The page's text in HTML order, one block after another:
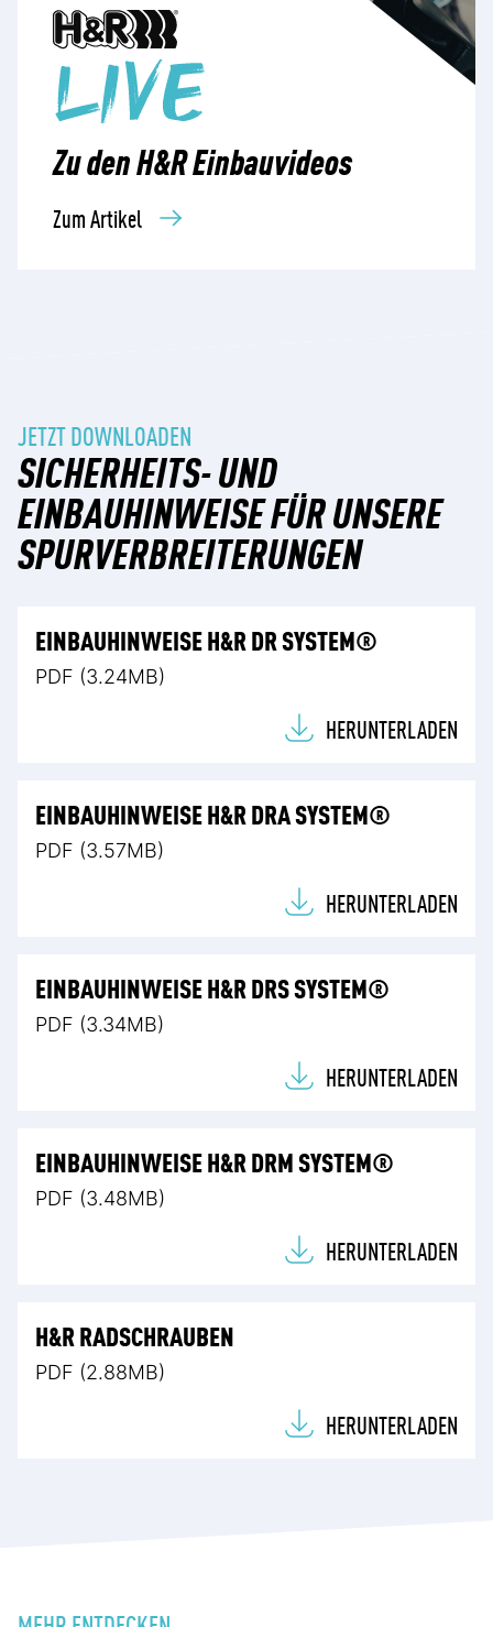
Zu den H&R Einbauvideos
Zum Artikel
Zu den H&R Einbauvideos
Zum Artikel
Zu den H&R Einbauvideos
Zum Artikel
JETZT DOWNLOADEN
SICHERHEITS- UND
EINBAUHINWEISE FÜR UNSERE
SPURVERBREITERUNGEN
EINBAUHINWEISE H&R DR SYSTEM®
PDF (3.24MB)
HERUNTERLADEN
EINBAUHINWEISE H&R DRA SYSTEM®
PDF (3.57MB)
HERUNTERLADEN
EINBAUHINWEISE H&R DRS SYSTEM®
PDF (3.34MB)
HERUNTERLADEN
EINBAUHINWEISE H&R DRM SYSTEM®
PDF (3.48MB)
HERUNTERLADEN
H&R RADSCHRAUBEN
PDF (2.88MB)
HERUNTERLADEN